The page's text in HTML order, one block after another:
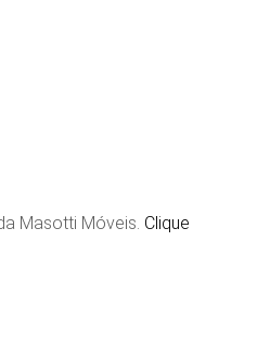
Masotti Móveis. Clique